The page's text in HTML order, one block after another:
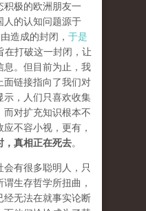
积极的欧洲朋友一
人的认知问题源于
造成的封闭， 于是
在打破这一封闭，让
息。但目前为止，我
上面链接指向了我们对
示，人们只喜欢收集
而对扩充知识根本不
不容小视，更有，
，真相正在死去。
有很多聪明人，只
生存哲学所扭曲，
经无法在就事实论断